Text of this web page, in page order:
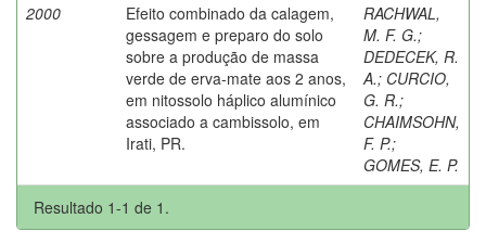
2000
Efeito combinado da calagem,
gessagem e preparo do solo
sobre a produção de massa
verde de erva-mate aos 2 anos,
em nitossolo háplico alumínico
associado a cambissolo, em
Irati, PR.
RACHWAL,
M. F. G.;
DEDECEK, R.
A.; CURCIO,
G. R.;
CHAIMSOHN,
F. P.;
GOMES, E. P.
Resultado 1-1 de 1.